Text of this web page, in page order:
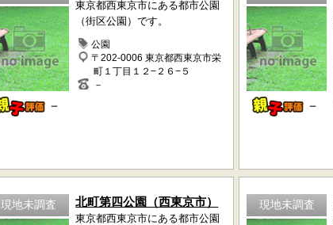
－
東京都西東京市にある都市公園
（街区公園）です。
公園
〒202-0006 東京都西東京市栄
町１丁目１２−２６−５
－
－
現地未調査 北町第四公園（西東京市）
東京都西東京市にある都市公園
現地未調査